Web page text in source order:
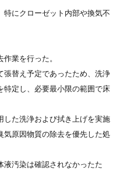
特にクローゼット内部や換気不
業を行った。
張替え予定であったため、洗浄
特定し、必要最小限の範囲で床
した洗浄および拭き上げを実施
気原因物質の除去を優先した処
液汚染は確認されなかったた